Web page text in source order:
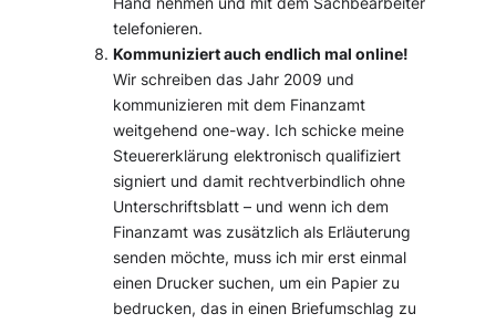
telefonieren.
Kommuniziert auch endlich mal online!
Wir schreiben das Jahr 2009 und
kommunizieren mit dem Finanzamt
weitgehend one-way. Ich schicke meine
Steuererklärung elektronisch qualifiziert
signiert und damit rechtverbindlich ohne
Unterschriftsblatt – und wenn ich dem
Finanzamt was zusätzlich als Erläuterung
senden möchte, muss ich mir erst einmal
einen Drucker suchen, um ein Papier zu
bedrucken, das in einen Briefumschlag zu